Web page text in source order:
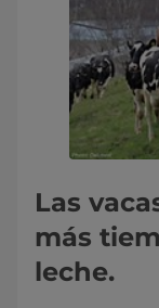
Las
más
leche.